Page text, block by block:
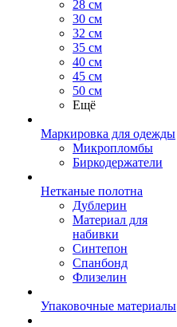
28 см
30 см
32 см
35 см
40 см
45 см
50 см
Ещё
Маркировка для одежды
Микропломбы
Биркодержатели
Нетканые полотна
Дублерин
Материал для
набивки
Синтепон
Спанбонд
Флизелин
Упаковочные материалы